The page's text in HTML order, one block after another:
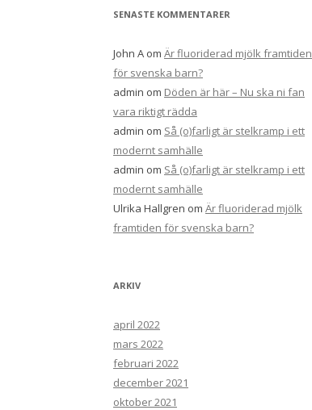
e
:
SENASTE KOMMENTARER
John A om Är fluoriderad mjölk framtiden
för svenska barn?
admin om Döden är här – Nu ska ni fan
vara riktigt rädda
admin om Så (o)farligt är stelkramp i ett
modernt samhälle
admin om Så (o)farligt är stelkramp i ett
modernt samhälle
Ulrika Hallgren om Är fluoriderad mjölk
framtiden för svenska barn?
ARKIV
april 2022
mars 2022
februari 2022
december 2021
oktober 2021